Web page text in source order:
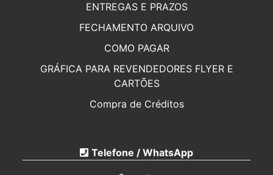
ENTREGAS E PRAZOS
FECHAMENTO ARQUIVO
COMO PAGAR
GRÁFICA PARA REVENDEDORES FLYER E
CARTÕES
Compra de Créditos
IMPRESSOS PARA ELEIÇÕES 2026
Telefone / WhatsApp